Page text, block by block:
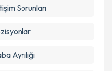
Sorunları
Ayrılığı